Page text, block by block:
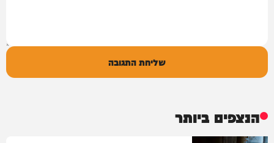
שליחת התגובה
הנצפים ביותר